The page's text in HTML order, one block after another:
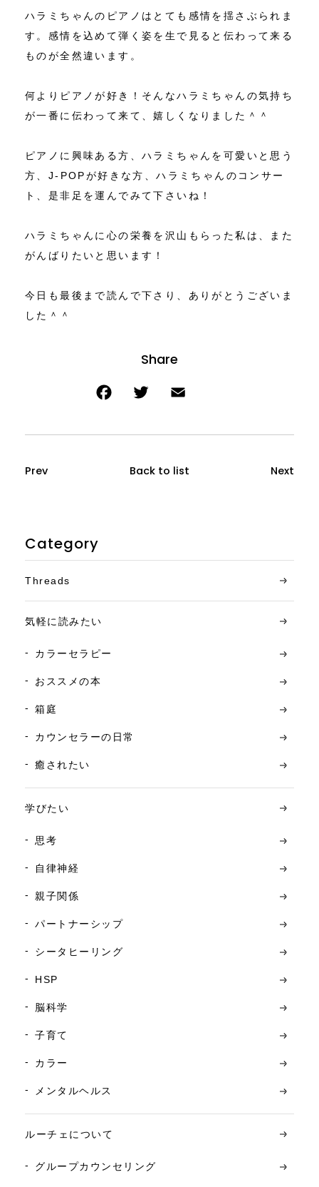
ハラミちゃんのピアノはとても感情を揺さぶられま
す。感情を込めて弾く姿を生で見ると伝わって来る
ものが全然違います。
何よりピアノが好き！そんなハラミちゃんの気持ち
が一番に伝わって来て、嬉しくなりました＾＾
ピアノに興味ある方、ハラミちゃんを可愛いと思う
方、J-POPが好きな方、ハラミちゃんのコンサー
ト、是非足を運んでみて下さいね！
ハラミちゃんに心の栄養を沢山もらった私は、また
がんばりたいと思います！
今日も最後まで読んで下さり、ありがとうございま
した＾＾
Prev Back to list Next
Category
Threads
気軽に読みたい
カラーセラピー
おススメの本
箱庭
カウンセラーの日常
癒されたい
学びたい
思考
自律神経
親子関係
パートナーシップ
シータヒーリング
HSP
脳科学
子育て
カラー
メンタルヘルス
ルーチェについて
グループカウンセリング